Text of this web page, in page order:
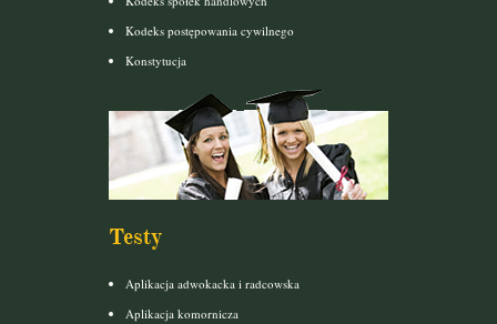
Kodeks postępowania cywilnego
Konstytucja
Testy
Aplikacja adwokacka i radcowska
Aplikacja komornicza